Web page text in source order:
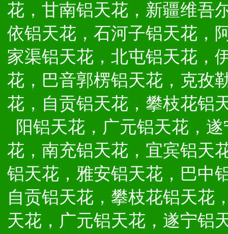
花，甘南铝天花，新疆维吾
依铝天花，石河子铝天花，
家渠铝天花，北屯铝天花，
花，巴音郭楞铝天花，克孜
花，自贡铝天花，攀枝花铝
阳铝天花，广元铝天花，
花，南充铝天花，宜宾铝天
铝天花，雅安铝天花，巴中
自贡铝天花，攀枝花铝天花
天花，广元铝天花，遂宁铝